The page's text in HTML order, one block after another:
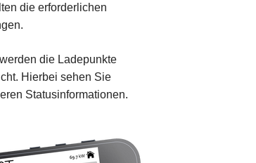
die erforderlichen
die Ladepunkte
Hierbei sehen Sie
Statusinformationen.